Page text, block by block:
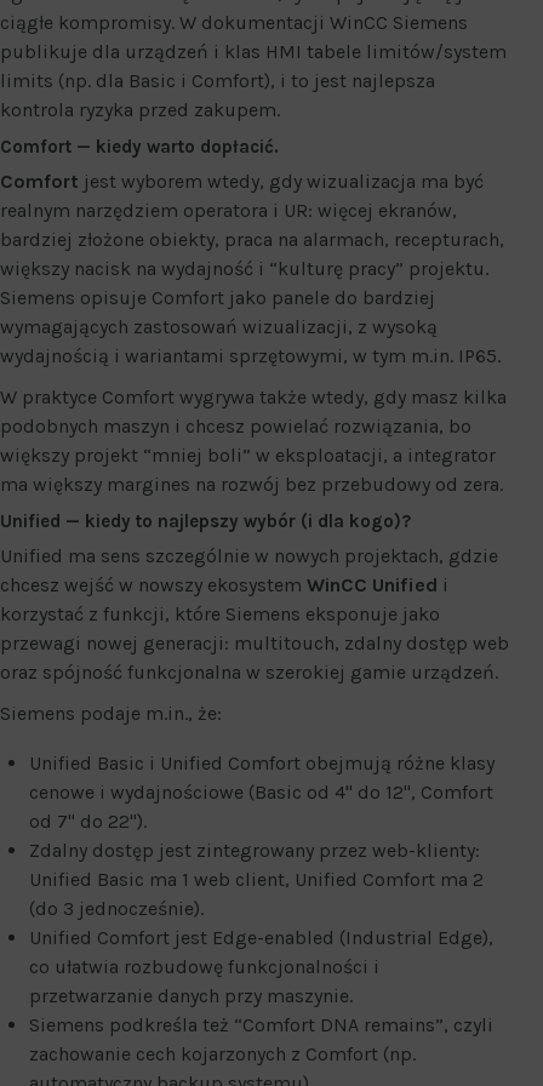
ciągłe kompromisy. W dokumentacji WinCC Siemens
publikuje dla urządzeń i klas HMI tabele limitów/system
limits (np. dla Basic i Comfort), i to jest najlepsza
kontrola ryzyka przed zakupem.
Comfort — kiedy warto dopłacić.
Comfort jest wyborem wtedy, gdy wizualizacja ma być
realnym narzędziem operatora i UR: więcej ekranów,
bardziej złożone obiekty, praca na alarmach, recepturach,
większy nacisk na wydajność i “kulturę pracy” projektu.
Siemens opisuje Comfort jako panele do bardziej
wymagających zastosowań wizualizacji, z wysoką
wydajnością i wariantami sprzętowymi, w tym m.in. IP65.
W praktyce Comfort wygrywa także wtedy, gdy masz kilka
podobnych maszyn i chcesz powielać rozwiązania, bo
większy projekt “mniej boli” w eksploatacji, a integrator
ma większy margines na rozwój bez przebudowy od zera.
Unified — kiedy to najlepszy wybór (i dla kogo)?
Unified ma sens szczególnie w nowych projektach, gdzie
chcesz wejść w nowszy ekosystem WinCC Unified i
korzystać z funkcji, które Siemens eksponuje jako
przewagi nowej generacji: multitouch, zdalny dostęp web
oraz spójność funkcjonalna w szerokiej gamie urządzeń.
Siemens podaje m.in., że:
Unified Basic i Unified Comfort obejmują różne klasy
cenowe i wydajnościowe (Basic od 4" do 12", Comfort
od 7" do 22").
Zdalny dostęp jest zintegrowany przez web-klienty:
Unified Basic ma 1 web client, Unified Comfort ma 2
(do 3 jednocześnie).
Unified Comfort jest Edge-enabled (Industrial Edge),
co ułatwia rozbudowę funkcjonalności i
przetwarzanie danych przy maszynie.
Siemens podkreśla też “Comfort DNA remains”, czyli
zachowanie cech kojarzonych z Comfort (np.